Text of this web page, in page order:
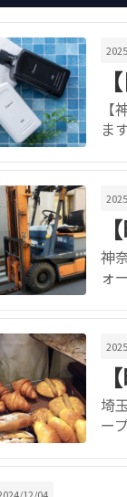
ま
神
ォ
埼
ー
12/04